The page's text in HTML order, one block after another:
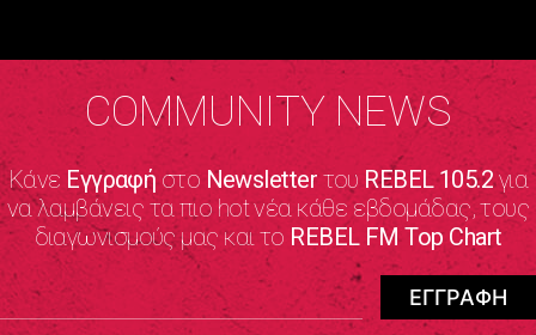
COMMUNITY NEWS
Κάνε Εγγραφήστο NewsletterτουREBEL 105.2για
να λαμβάνεις τα πιο hot νέα κάθε εβδομάδας, τους
διαγωνισμούς μας και το REBEL FM Top Chart